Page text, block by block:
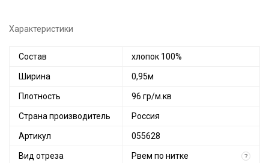
Характеристики
Состав хлопок 100%
Ширина 0,95м
Плотность 96 гр/м.кв
Страна производитель Россия
Артикул 055628
Вид отреза Рвем по нитке ?